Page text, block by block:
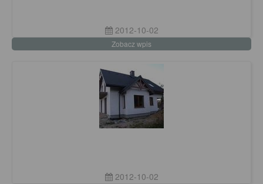
2012-10-02
Zobacz wpis
2012-10-02